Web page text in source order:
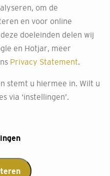
met
een
of wil je graag meer
formulier in en we
om de
en voor online
doeleinden delen wij
en Hotjar, meer
Privacy Statement
stemt u hiermee in. Wilt u
via ‘instellingen’.